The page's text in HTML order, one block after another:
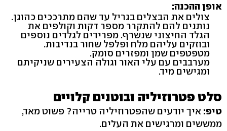
אופן ההכנה:
צולים את הבצלים בגריל עד שהם מתרככים כהוגן.
נותנים להם להתקרר מספר דקות וקולפים את
הגלד החיצוני שנשרף. מפרידים לגלדים נוספים
ובוזקים עליהם מלח ופלפל שחור בנדיבות.
מטפטפים שמן ומפזרים סומק.
מערבבים עם עלי האור וגולה הצעירים שניקיתם
ומגישים מיד.
סלט פטרוזיליה ובוטנים קלויים
טיפ: איך יודעים שהפטרוזיליה טרייה? פשוט מאד,
ממששים ומרגישים את העלים.